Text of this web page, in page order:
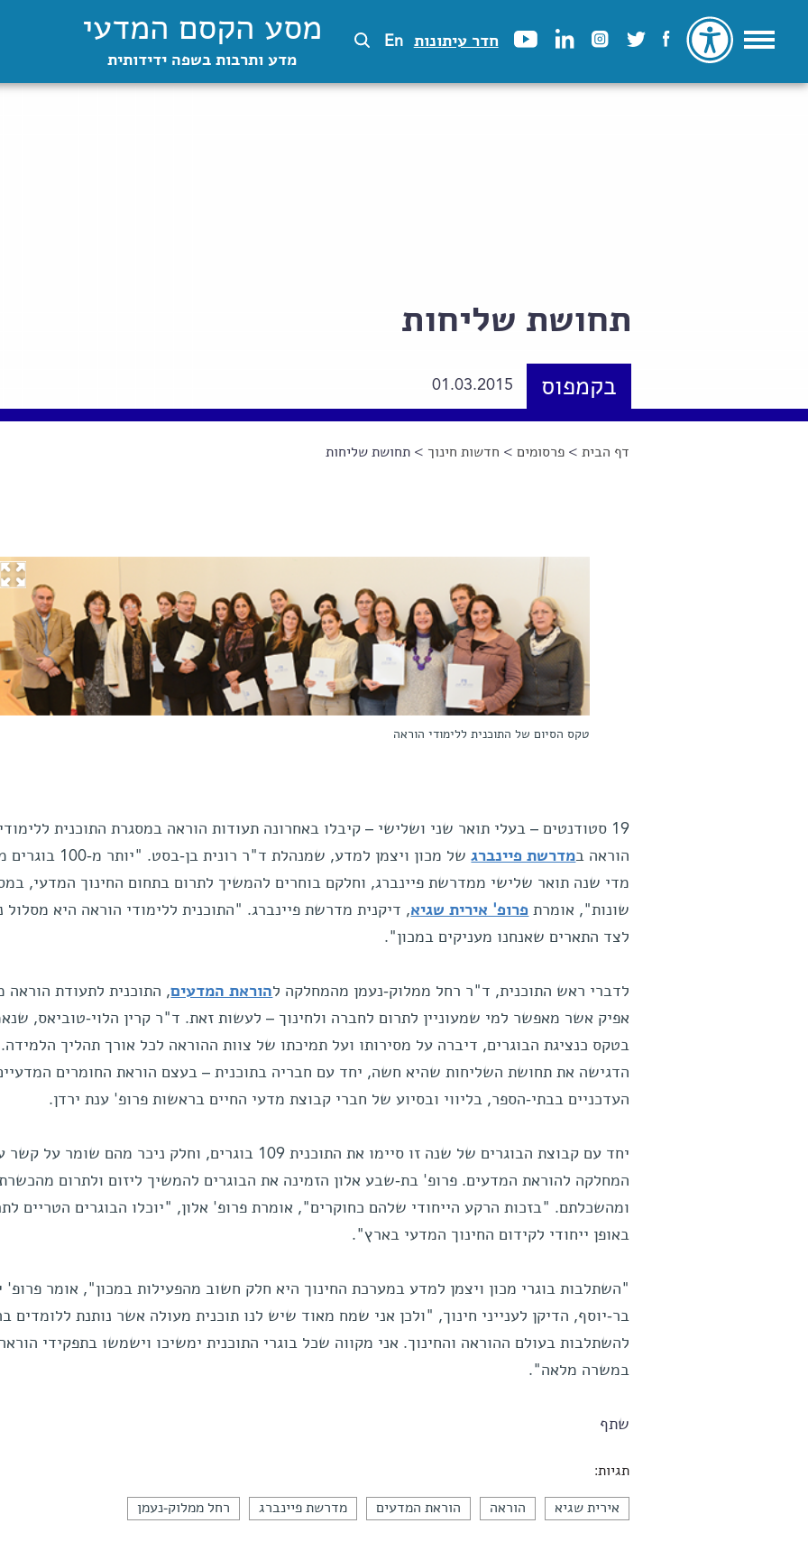
חדר עיתונות En מסע הקסם המדעי
מדע ותרבות בשפה ידידותית
תחושת שליחות
בקמפוס 01.03.2015
הינך נמצא כאן
דף הבית >פרסומים > חדשות חינוך > תחושת שליחות
טקס הסיום של התוכנית ללימודי הוראה
19 סטודנטים – בעלי תואר שני ושלישי – קיבלו באחרונה תעודות הוראה במסגרת התוכנית ללימודי
הוראה במדרשת פיינברג
של מכון ויצמן למדע, שמנהלת ד"ר רונית
מדי שנה תואר שלישי ממדרשת פיינברג, וחלקם בוחרים להמשיך לתרום בתחום החינוך המדעי,
שונות", אומרת פרופ' אירית שגיא, דיקנית מדרשת פיינברג. "התוכנית ללימודי הוראה היא מסלול
לצד התארים שאנחנו מעניקים במכון".
לדברי ראש התוכנית, ד"ר רחל ממלוק-נעמן מהמחלקה להוראת המדעים, התוכנית לתעודת הוראה
אפיק אשר מאפשר למי שמעוניין לתרום לחברה ולחינוך – לעשות זאת. ד"ר קרין הלוי-טוביאס,
בטקס כנציגת הבוגרים, דיברה על מסירותו ועל תמיכתו של צוות ההוראה לכל אורך תהליך
הדגישה את תחושת השליחות שהיא חשה, יחד עם חבריה בתוכנית – בעצם הוראת החומרים
העדכניים בבתי-הספר, בליווי ובסיוע של חברי קבוצת מדעי החיים בראשות פרופ' ענת ירדן.
יחד עם קבוצת הבוגרים של שנה זו סיימו את התוכנית 109 בוגרים, וחלק ניכר מהם שומר על
המחלקה להוראת המדעים. פרופ' בת-שבע אלון הזמינה את הבוגרים להמשיך ליזום ולתרום
ומהשכלתם. "בזכות הרקע הייחודי שלהם כחוקרים", אומרת פרופ' אלון, "יוכלו הבוגרים הטריים
באופן ייחודי לקידום החינוך המדעי בארץ".
"השתלבות בוגרי מכון ויצמן למדע במערכת החינוך היא חלק חשוב מהפעילות במכון", אומר פרופ'
בר-יוסף, הדיקן לענייני חינוך, "ולכן אני שמח מאוד שיש לנו תוכנית מעולה אשר נותנת ללומדים
להשתלבות בעולם ההוראה והחינוך. אני מקווה שכל בוגרי התוכנית ימשיכו וישמשו בתפקידי
במשרה מלאה".
שתף
תגיות:
אירית שגיא הוראה הוראת המדעים מדרשת פיינברג רחל ממלוק-נעמן